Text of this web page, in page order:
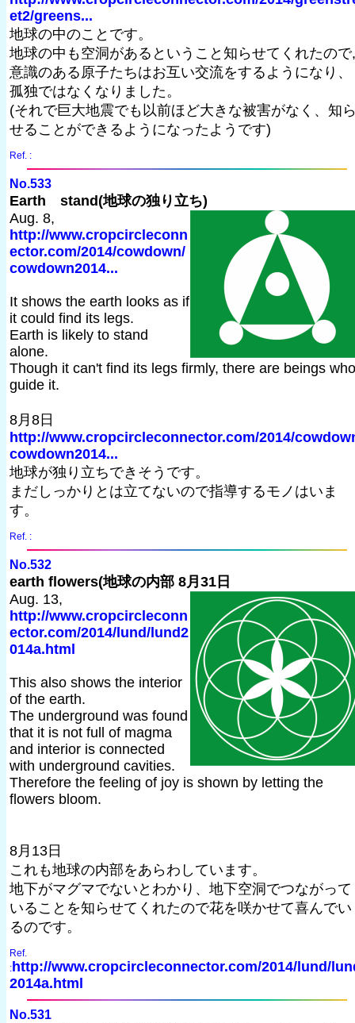
et2/greens...
地球の中のことです。
地球の中も空洞があるということ知らせてくれたので,
意識のある原子たちはお互い交流をするようになり、
孤独ではなくなりました。
(それで巨大地震でも以前ほど大きな被害がなく、知
せることができるようになったようです)
Ref. :
No.533
Earth stand(地球の独り立ち)
Aug. 8,
http://www.cropcircleconn
ector.com/2014/cowdown/
cowdown2014...
It shows the earth looks as if
it could find its legs.
Earth is likely to stand
alone.
Though it can't find its legs firmly, there are beings who
guide it.
8月8日
http://www.cropcircleconnector.com/2014/
cowdown2014...
地球が独り立ちできそうです。
まだしっかりとは立てないので指導するモノはいま
す。
Ref. :
No.532
earth flowers(地球の内部 8月31日
Aug. 13,
http://www.cropcircleconn
ector.com/2014/lund/lund2
014a.html
This also shows the interior
of the earth.
The underground was found
that it is not full of magma
and interior is connected
with underground cavities.
Therefore the feeling of joy is shown by letting the
flowers bloom.
8月13日
これも地球の内部をあらわしています。
地下がマグマでないとわかり、地下空洞でつながって
いることを知らせてくれたので花を咲かせて喜んでい
るのです。
Ref.
: http://www.cropcircleconnector.com/2014/lund/
2014a.html
No.531